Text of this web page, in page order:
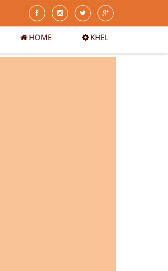
HOME KHEL